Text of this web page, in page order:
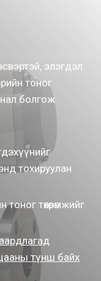
элэгдэл
тоног
болгож
тохируулан
төхөөрөмжийг
түнш байх